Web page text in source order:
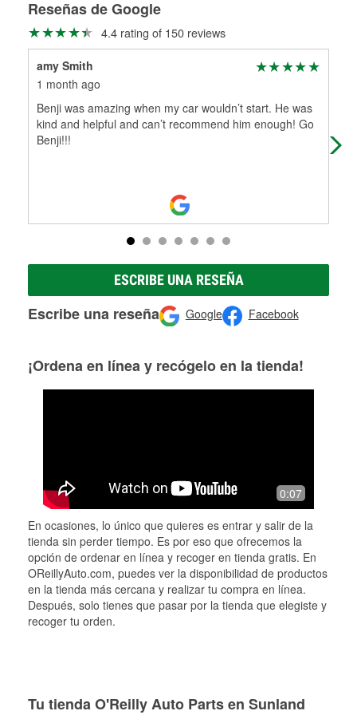
Más información sobre el Programa de Préstamo de
Herramientas de O'Reilly
medirán tus tambores o discos para determinar si pueden
ser rectificados con seguridad. Si tus tambores o discos no
pueden ser reutilizados, podemos ayudarte a encontrar las
partes de reemplazo correctas para tu reparación.
Rectificación de tambores y discos de freno
Reseñas de Google
4.4 rating of 150 reviews
amy Smith
1 month ago
Benji was amazing when my car wouldn’t start. He was
kind and helpful and can’t recommend him enough! Go
Benji!!!
My
ESCRIBE UNA RESEÑA
Escribe una reseña Google Facebook
¡Ordena en línea y recógelo en la tienda!
0:07
En ocasiones, lo único que quieres es entrar y salir de la
tienda sin perder tiempo. Es por eso que ofrecemos la
opción de ordenar en línea y recoger en tienda gratis. En
OReillyAuto.com, puedes ver la disponibilidad de productos
en la tienda más cercana y realizar tu compra en línea.
Después, solo tienes que pasar por la tienda que elegiste y
recoger tu orden.
Tu tienda O'Reilly Auto Parts en Sunland